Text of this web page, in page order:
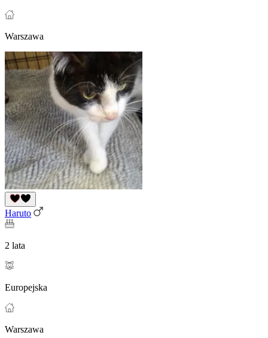
Warszawa
Haruto
2 lata
Europejska
Warszawa